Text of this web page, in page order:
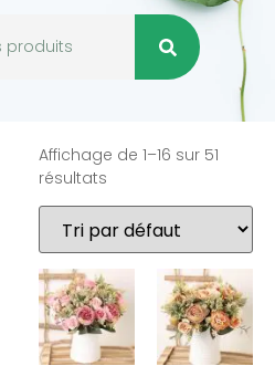
Affichage de 1–16 sur 51
résultats